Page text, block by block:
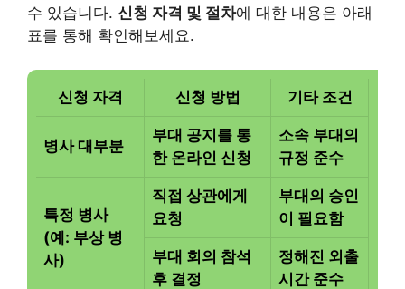
수 있습니다. 신청 자격 및 절차에 대한 내용은 아래
표를 통해 확인해보세요.
신청 자격 신청 방법 기타 조건
병사 대부분
부대 공지를 통
한 온라인 신청
소속 부대의
규정 준수
특정 병사
(예: 부상 병
사)
직접 상관에게
요청
부대의 승인
이 필요함
부대 회의 참석
후 결정
정해진 외출
시간 준수